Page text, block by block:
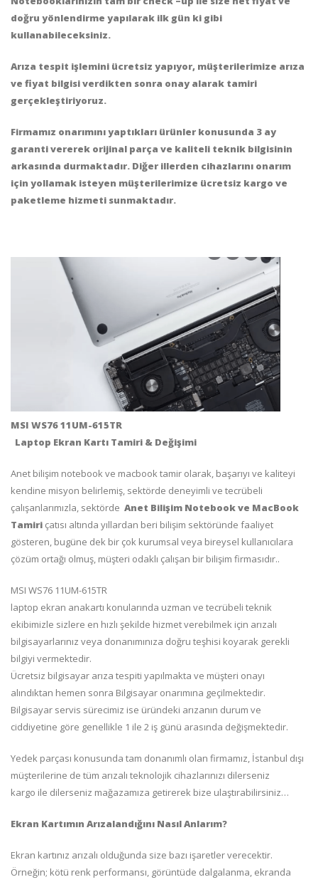
doğru yönlendirme yapılarak ilk gün ki gibi
kullanabileceksiniz.
Arıza tespit işlemini ücretsiz yapıyor, müşterilerimize arıza
ve fiyat bilgisi verdikten sonra onay alarak tamiri
gerçekleştiriyoruz.
Firmamız onarımını yaptıkları ürünler konusunda 3 ay
garanti vererek orijinal parça ve kaliteli teknik bilgisinin
arkasında durmaktadır. Diğer illerden cihazlarını onarım
için yollamak isteyen müşterilerimize ücretsiz kargo ve
paketleme hizmeti sunmaktadır.
MSI WS76 11UM-615TR
Laptop Ekran Kartı Tamiri & Değişimi
Anet bilişim notebook ve macbook tamir olarak, başarıyı ve kaliteyi
kendine misyon belirlemiş, sektörde deneyimli ve tecrübeli
çalışanlarımızla, sektörde Anet Bilişim Notebook ve MacBook
Tamiri çatısı altında yıllardan beri bilişim sektöründe faaliyet
gösteren, bugüne dek bir çok kurumsal veya bireysel kullanıcılara
çözüm ortağı olmuş, müşteri odaklı çalışan bir bilişim firmasıdır..
MSI WS76 11UM-615TR
laptop ekran anakartı konularında uzman ve tecrübeli teknik
ekibimizle sizlere en hızlı şekilde hizmet verebilmek için arızalı
bilgisayarlarınız veya donanımınıza doğru teşhisi koyarak gerekli
bilgiyi vermektedir.
Ücretsiz bilgisayar arıza tespiti yapılmakta ve müşteri onayı
alındıktan hemen sonra Bilgisayar onarımına geçilmektedir.
Bilgisayar servis sürecimiz ise üründeki arızanın durum ve
ciddiyetine göre genellikle 1 ile 2 iş günü arasında değişmektedir.
Yedek parçası konusunda tam donanımlı olan firmamız, İstanbul dışı
müşterilerine de tüm arızalı teknolojik cihazlarınızı dilerseniz
kargo ile dilerseniz mağazamıza getirerek bize ulaştırabilirsiniz…
Ekran Kartımın Arızalandığını Nasıl Anlarım?
Ekran kartınız arızalı olduğunda size bazı işaretler verecektir.
Örneğin; kötü renk performansı, görüntüde dalgalanma, ekranda